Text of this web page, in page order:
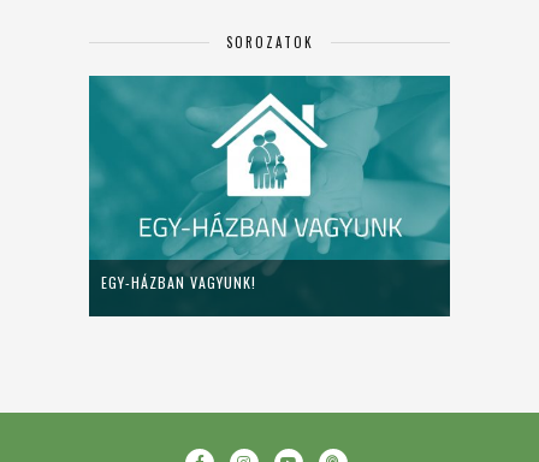
SOROZATOK
EGY-HÁZBAN VAGYUNK!